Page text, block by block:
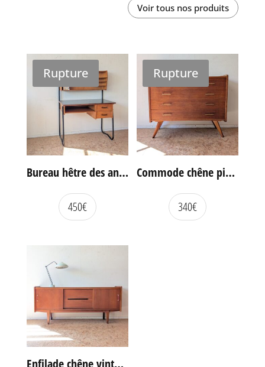
Voir tous nos produits
Rupture
Bureau hêtre des années 60
450€
Rupture
Commode chêne pieds compas vintage
340€
Enfilade chêne vintage portes coulissantes